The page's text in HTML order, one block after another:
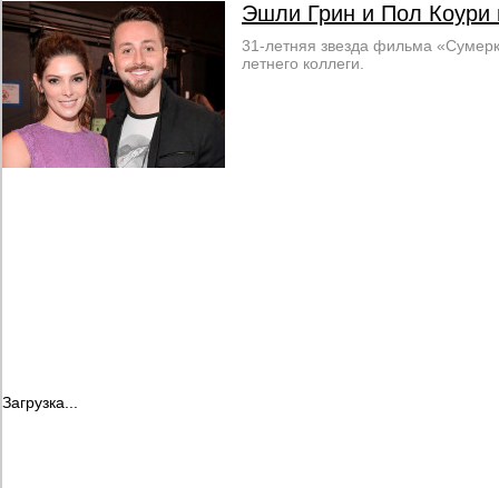
Эшли Грин и Пол Коури
31-летняя звезда фильма
летнего коллеги.
Загрузка...